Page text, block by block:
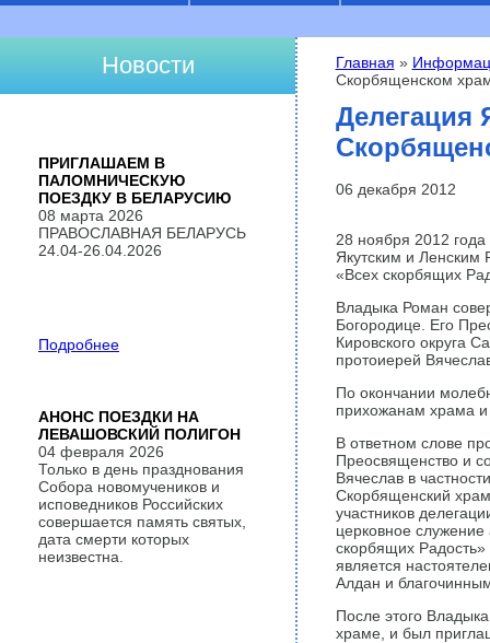
Вы здесь
Главная »
Скорбященском
Делегация
06 декабря 2012
28 ноября 2012 года
Якутским и
«Всех скорбящих
Владыка Роман
Богородице. Его
Кировского округа
протоиерей
По окончании
прихожанам храма
В ответном слове
Преосвященство и
Вячеслав в
Скорбященский храм
участников
церковное
скорбящих
является
Алдан и
После этого
храме, и был
Новости
ПРИГЛАШАЕМ В
ПАЛОМНИЧЕСКУЮ
ПОЕЗДКУ В БЕЛАРУСИЮ
08 марта 2026
ПРАВОСЛАВНАЯ БЕЛАРУСЬ
24.04-26.04.2026
Подробнее
АНОНС ПОЕЗДКИ НА
ЛЕВАШОВСКИЙ ПОЛИГОН
04 февраля 2026
Только в день празднования
Собора новомучеников и
исповедников Российских
совершается память святых,
дата смерти которых
неизвестна.